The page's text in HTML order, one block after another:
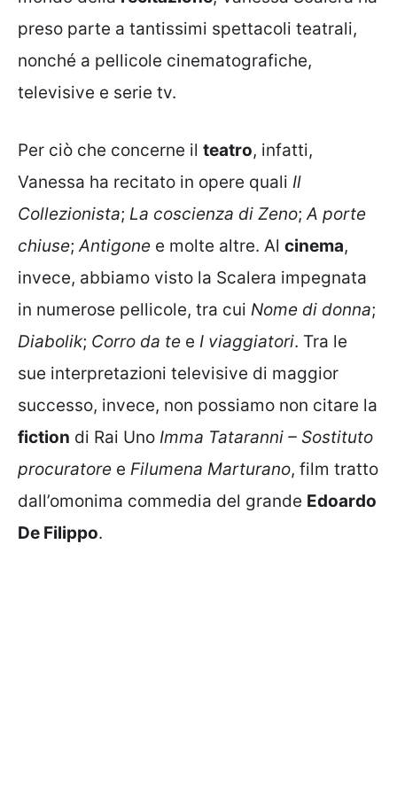
preso parte a tantissimi spettacoli teatrali,
nonché a pellicole cinematografiche,
televisive e serie tv.
Per ciò che concerne il teatro, infatti,
Vanessa ha recitato in opere quali Il
Collezionista; La coscienza di Zeno;A porte
chiuse;Antigone e molte altre. Al cinema,
invece, abbiamo visto la Scalera impegnata
in numerose pellicole, tra cui Nome di donna;
Diabolik; Corro da te e I viaggiatori. Tra le
sue interpretazioni televisive di maggior
successo, invece, non possiamo non citare la
fiction di Rai Uno Imma Tataranni – Sostituto
procuratore e Filumena Marturano, film tratto
dall’omonima commedia del grande Edoardo
De Filippo.